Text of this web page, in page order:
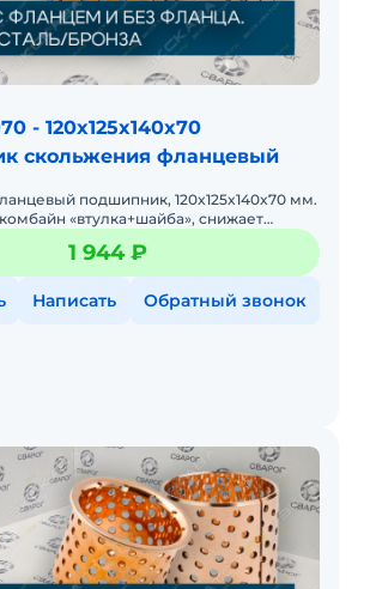
- 120x125x140x70
скольжения фланцевый
подшипник, 120x125x140x70 мм.
«втулка+шайба», снижает
в узле. Для шарниров крупной
1 944 ₽
Написать Обратный звонок